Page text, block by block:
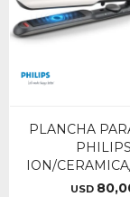
PLANCHA
PHILIPS
ION/
USD